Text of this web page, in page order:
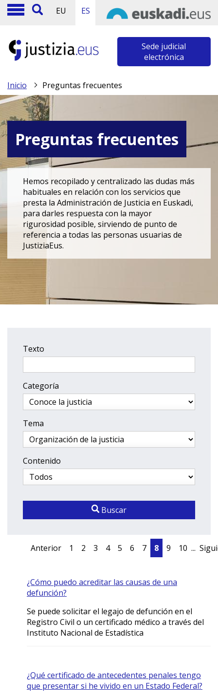
EU ES
Sede judicial
electrónica
Inicio Preguntas frecuentes
Preguntas frecuentes
Hemos recopilado y centralizado las dudas más
habituales en relación con los servicios que
presta la Administración de Justicia en Euskadi,
para darles respuesta con la mayor
rigurosidad posible, sirviendo de punto de
referencia a todas las personas usuarias de
JustiziaEus.
Texto
Categoría
Tema
Contenido
Buscar
Anterior 1 2 3 4 5 6 7 8 9 10 ...
¿Cómo puedo acreditar las causas de una
defunción?
Se puede solicitar el legajo de defunción en el
Registro Civil o un certificado médico a través del
Instituto Nacional de Estadística
¿Qué certificado de antecedentes penales tengo
que presentar si he vivido en un Estado Federal?